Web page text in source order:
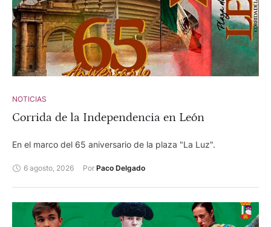
NOTICIAS
Corrida de la Independencia en León
En el marco del 65 aniversario de la plaza "La Luz".
6 agosto, 2026 Por Paco Delgado